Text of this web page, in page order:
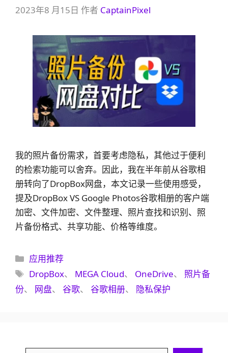
2023年8 月15日 作者 CaptainPixel
我的照片备份需求，首要考虑隐私，其他过于便利
的检索功能可以舍弃。因此，我在半年前从谷歌相
册转向了DropBox网盘，本文记录一些使用感受，
提及DropBox VS Google Photos谷歌相册的客户端
加密、文件加密、文件整理、照片查找和识别、照
片备份格式、共享功能、价格等维度。
分
类
应用推荐
标
签
DropBox、 MEGA Cloud、 OneDrive、 照片备
份、 网盘、 谷歌、 谷歌相册、 隐私保护